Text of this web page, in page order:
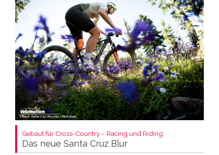
Gebaut für Cross-Country – Racing und Riding:
Das neue Santa Cruz Blur